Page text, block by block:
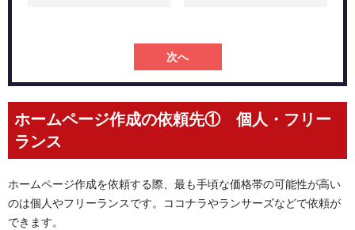
ホームページを外注する際に失敗しないコツ
依頼先の得意ジャンルを見極める
長期的な視点をもってウェブサイトを運営する
ホームページ作成の依頼先オススメ３選
次へ
ホームページ作成の依頼先① 個人・フリー
ランス
ホームページ作成を依頼する際、最も手頃な価格帯の可能性が高い
のは個人やフリーランスです。ココナラやランサーズなどで依頼が
できます。